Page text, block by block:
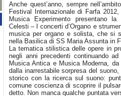
Anche quest’anno, sempre
Festival Internazionale di Farfa
Musica Experimento presentano
Celesti – I concerti d’Organo e
musica per organo e solista, che si
nella Basilica di SS Maria Assunta in
La tematica stilistica delle opere in
negli anni precedenti continuando
Musica Antica e Musica Moderna,
dalla inarrestabile sorpresa del
storico con la ricerca sul suono:
comune coscienza di scoprire il
detto. Non manca qualche puntata